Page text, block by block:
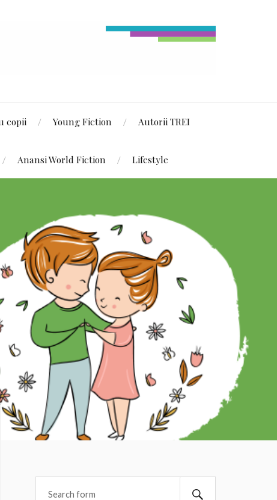
copii Young Fiction Autorii TREI
Anansi World Fiction Lifestyle